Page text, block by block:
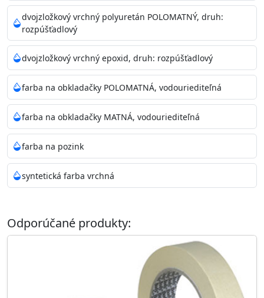
dvojzložkový vrchný polyuretán POLOMATNÝ, druh:
rozpúšťadlový
dvojzložkový vrchný epoxid, druh: rozpúšťadlový
farba na obkladačky POLOMATNÁ, vodouriediteľná
farba na obkladačky MATNÁ, vodouriediteľná
farba na pozink
syntetická farba vrchná
Odporúčané produkty: